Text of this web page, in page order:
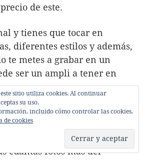
de este.
y tienes que tocar en
diferentes estilos y además,
te metes a grabar en un
ser un ampli a tener en
1.000 euros.
cuantas fotos más del
sitio utiliza cookies. Al continuar
su uso.
incluido cómo controlar las cookies,
de cookies